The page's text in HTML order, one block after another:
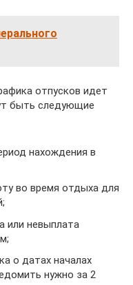
отпусков идет
быть следующие
нахождения в
во время отдыха для
или невыплата
о датах началах
нужно за 2